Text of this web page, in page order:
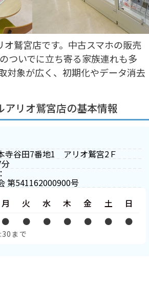
鷲宮店です。中古スマホの販売
ついでに立ち寄る家族連れも多
対象が広く、初期化やデータ消去
アリオ鷲宮店の基本情報
寺谷田7番地1 アリオ鷲宮2Ｆ
第541162000900号
月
●
火
●
水
●
木
●
金
●
土
●
日
●
まで